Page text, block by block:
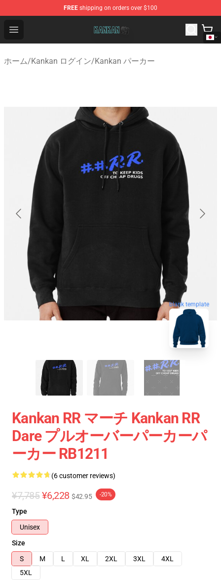
FREE shipping on orders over $100
Open menu
Kankan Store - Official Kankan Merchandise Shop
ホーム/Kankan ログイン/Kankan パーカー
blank template
Kankan RR マーチ Kankan RR
Dare プルオーバーパーカーパ
ーカー RB1211
(6 customer reviews)
¥7,785 ¥6,228 $42.95 -20%
Type
Unisex
Size
S
M L XL 2XL 3XL
4XL
5XL